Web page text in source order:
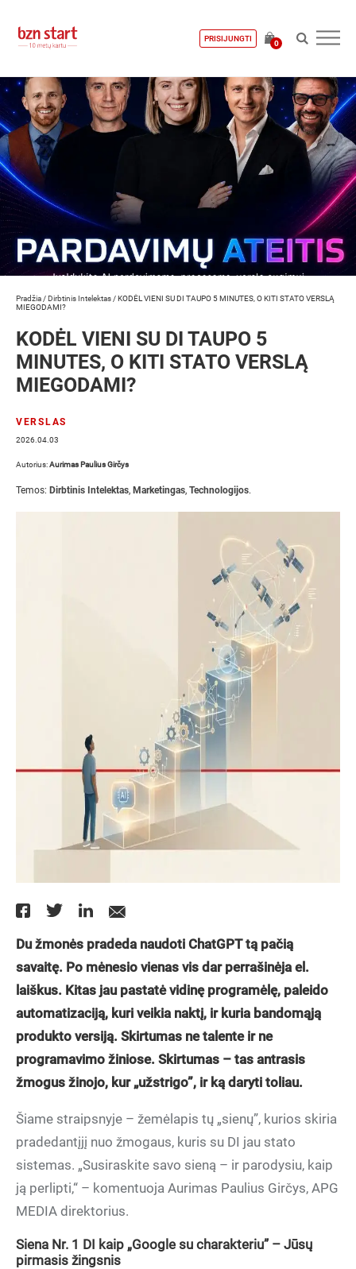
PRISIJUNGTI
0
Pradžia /Dirbtinis Intelektas /KODĖL VIENI SU DI TAUPO 5 MINUTES, O KITI STATO VERSLĄ
MIEGODAMI?
KODĖL VIENI SU DI TAUPO 5
MINUTES, O KITI STATO VERSLĄ
MIEGODAMI?
VERSLAS
2026.04.03
Autorius:Aurimas Paulius Girčys
Temos: Dirbtinis Intelektas, Marketingas, Technologijos.
Du žmonės pradeda naudoti ChatGPT tą pačią
savaitę. Po mėnesio vienas vis dar perrašinėja el.
laiškus. Kitas jau pastatė vidinę programėlę, paleido
automatizaciją, kuri veikia naktį, ir kuria bandomąją
produkto versiją. Skirtumas ne talente ir ne
programavimo žiniose. Skirtumas – tas antrasis
žmogus žinojo, kur „užstrigo”, ir ką daryti toliau.
Šiame straipsnyje – žemėlapis tų „sienų”, kurios skiria
pradedantįjį nuo žmogaus, kuris su DI jau stato
sistemas. „Susiraskite savo sieną – ir parodysiu, kaip
ją perlipti,“ – komentuoja Aurimas Paulius Girčys, APG
MEDIA direktorius.
Siena Nr. 1 DI kaip „Google su charakteriu” – Jūsų
pirmasis žingsnis